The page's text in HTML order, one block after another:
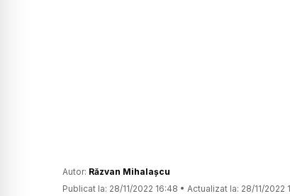
Autor: Răzvan Mihalașcu
Publicat la: 28/11/2022 16:48 • Actualizat la: 28/11/2022